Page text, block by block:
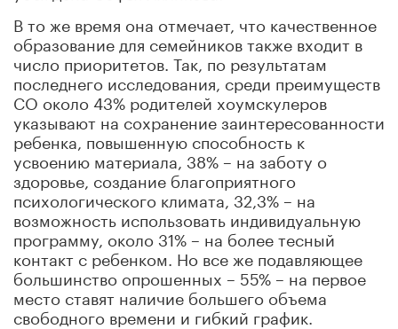
В то же время она отмечает, что качественное
образование для семейников также входит в
число приоритетов. Так, по результатам
последнего исследования, среди преимуществ
СО около 43% родителей хоумскулеров
указывают на сохранение заинтересованности
ребенка, повышенную способность к
усвоению материала, 38% – на заботу о
здоровье, создание благоприятного
психологического климата, 32,3% – на
возможность использовать индивидуальную
программу, около 31% – на более тесный
контакт с ребенком. Но все же подавляющее
большинство опрошенных – 55% – на первое
место ставят наличие большего объема
свободного времени и гибкий график.